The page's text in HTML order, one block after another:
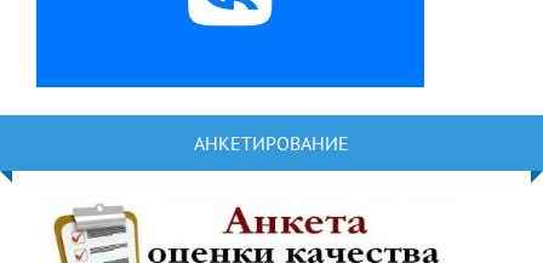
АНКЕТИРОВАНИЕ